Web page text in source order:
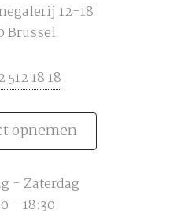
12-18
Brussel
512 18 18
opnemen
- Zaterdag
- 18:30